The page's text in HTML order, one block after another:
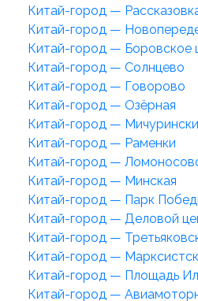
Китай-город —
Китай-город —
Китай-город — Боровское
Китай-город — Солнцево
Китай-город — Говорово
Китай-город — Озёрная
Китай-город —
Китай-город — Раменки
Китай-город —
Китай-город — Минская
Китай-город — Парк
Китай-город — Деловой
Китай-город —
Китай-город —
Китай-город — Площадь
Китай-город —